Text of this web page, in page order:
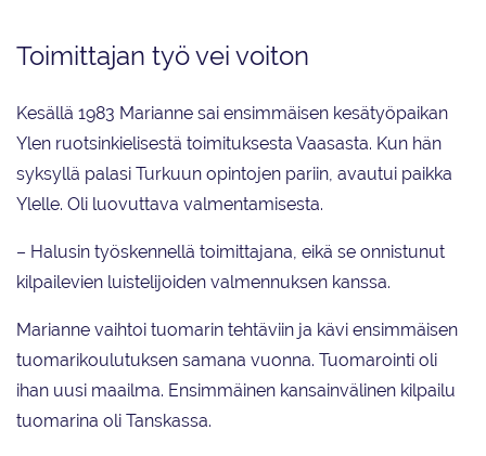
Toimittajan työ vei voiton
Kesällä 1983 Marianne sai ensimmäisen kesätyöpaikan
Ylen ruotsinkielisestä toimituksesta Vaasasta. Kun hän
syksyllä palasi Turkuun opintojen pariin, avautui paikka
Ylelle. Oli luovuttava valmentamisesta.
– Halusin työskennellä toimittajana, eikä se onnistunut
kilpailevien luistelijoiden valmennuksen kanssa.
Marianne vaihtoi tuomarin tehtäviin ja kävi ensimmäisen
tuomarikoulutuksen samana vuonna. Tuomarointi oli
ihan uusi maailma. Ensimmäinen kansainvälinen kilpailu
tuomarina oli Tanskassa.